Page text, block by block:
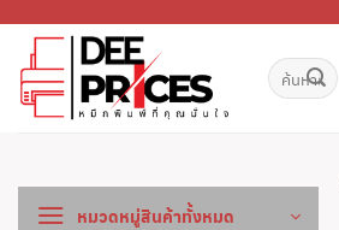
เนื้อหา
ค้นหา:
หมวดหมู่สินค้าทั้งหมด